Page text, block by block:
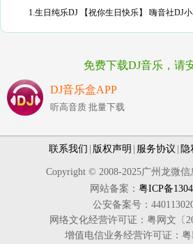
1.生日纯乐DJ 【祝你生日快乐】 嗨音社DJ
免费下载DJ音乐，请
DJ音乐盒APP
听高音质 批量下载
联系我们 版权声明 服务协议 隐
Copyright © 2008-2025广州龙微
网站备案： 粤ICP备
公安备案号：
网络文化经营许可证：粤网文〔
增值电信业务经营许可证：粤